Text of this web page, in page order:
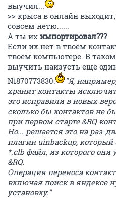
выучил...
>> крыса в онлайн
совсем нетю......
А ты их импортировал???
Если их нет в твоём
твоём компьютере. В
выучить наизусть ещё
N1870773830:
"Я,
хранит контакты
это исправили в новых
сколько бы контактов не
при первом старте &RQ
Но... решается это на раз-
плагин uinbackup, который
*.clb файл, из которого
&RQ.
Операция переноса
включая поиск в яндексе
установку."